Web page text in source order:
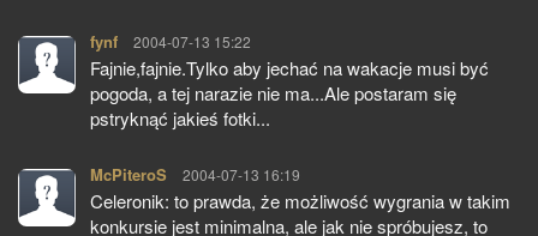
fynf pisze:
2004-07-13 15:22
Fajnie,fajnie.Tylko aby jechać na wakacje musi być
pogoda, a tej narazie nie ma...Ale postaram się
pstryknąć jakieś fotki...
McPiteroS pisze:
2004-07-13 16:19
Celeronik: to prawda, że możliwość wygrania w takim
konkursie jest minimalna, ale jak nie spróbujesz, to